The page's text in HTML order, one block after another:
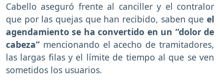
Cabello aseguró frente al canciller y el contralor
que por las quejas que han recibido, saben que el
agendamiento se ha convertido en un “dolor de
cabeza” mencionando el acecho de tramitadores,
las largas filas y el límite de tiempo al que se ven
sometidos los usuarios.